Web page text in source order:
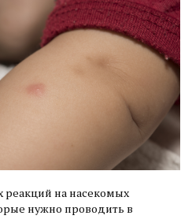
реакций на насекомых
нужно проводить в